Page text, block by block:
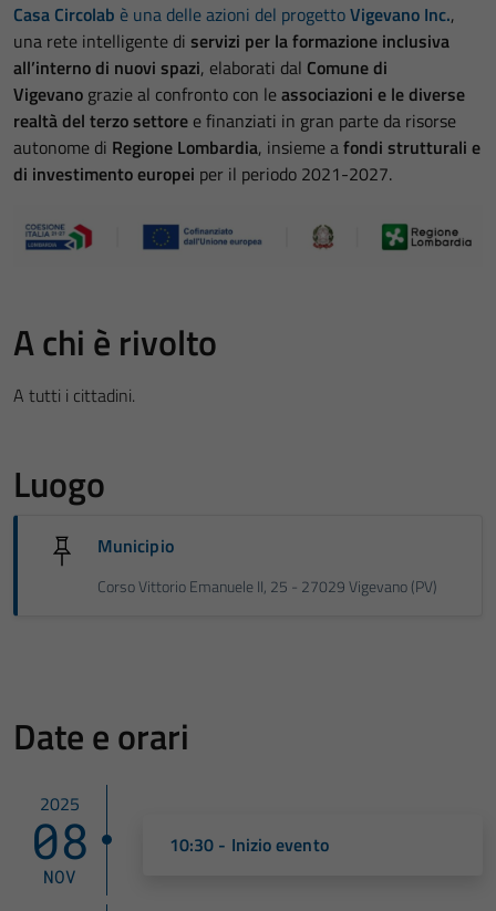
Casa Circolab è una delle azioni del progettoVigevano Inc.,
una rete intelligente di servizi per la formazione inclusiva
all’interno di nuovi spazi, elaborati dal Comune di
Vigevano grazie al confronto con leassociazioni e le diverse
realtà del terzo settore e finanziati in gran parte da risorse
autonome di Regione Lombardia, insieme afondi strutturali e
di investimento europei per il periodo 2021-2027.
A chi è rivolto
A tutti i cittadini.
Luogo
Municipio
Corso Vittorio Emanuele II, 25 - 27029 Vigevano (PV)
Date e orari
2025
08
NOV
10:30 - Inizio evento